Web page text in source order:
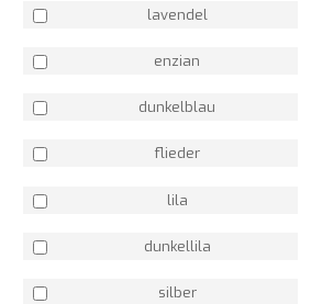
lavendel
enzian
dunkelblau
flieder
lila
dunkellila
silber